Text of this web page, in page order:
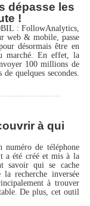
dépasse les
!
: FollowAnalytics,
web & mobile, passe
désormais être en
marché. En effet, la
100 millions de
quelques secondes.
à qui
numéro de téléphone
a été créé et mis à la
savoir qui se cache
recherche inversée
à trouver
De plus, cet outil